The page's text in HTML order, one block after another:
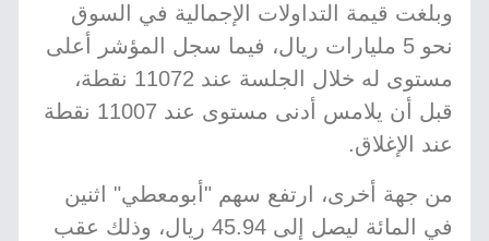
وبلغت قيمة التداولات الإجمالية في السوق
نحو 5 مليارات ريال، فيما سجل المؤشر أعلى
مستوى له خلال الجلسة عند 11072 نقطة،
قبل أن يلامس أدنى مستوى عند 11007 نقطة
عند الإغلاق.
من جهة أخرى، ارتفع سهم "أبومعطي" اثنين
في المائة ليصل إلى 45.94 ريال، وذلك عقب